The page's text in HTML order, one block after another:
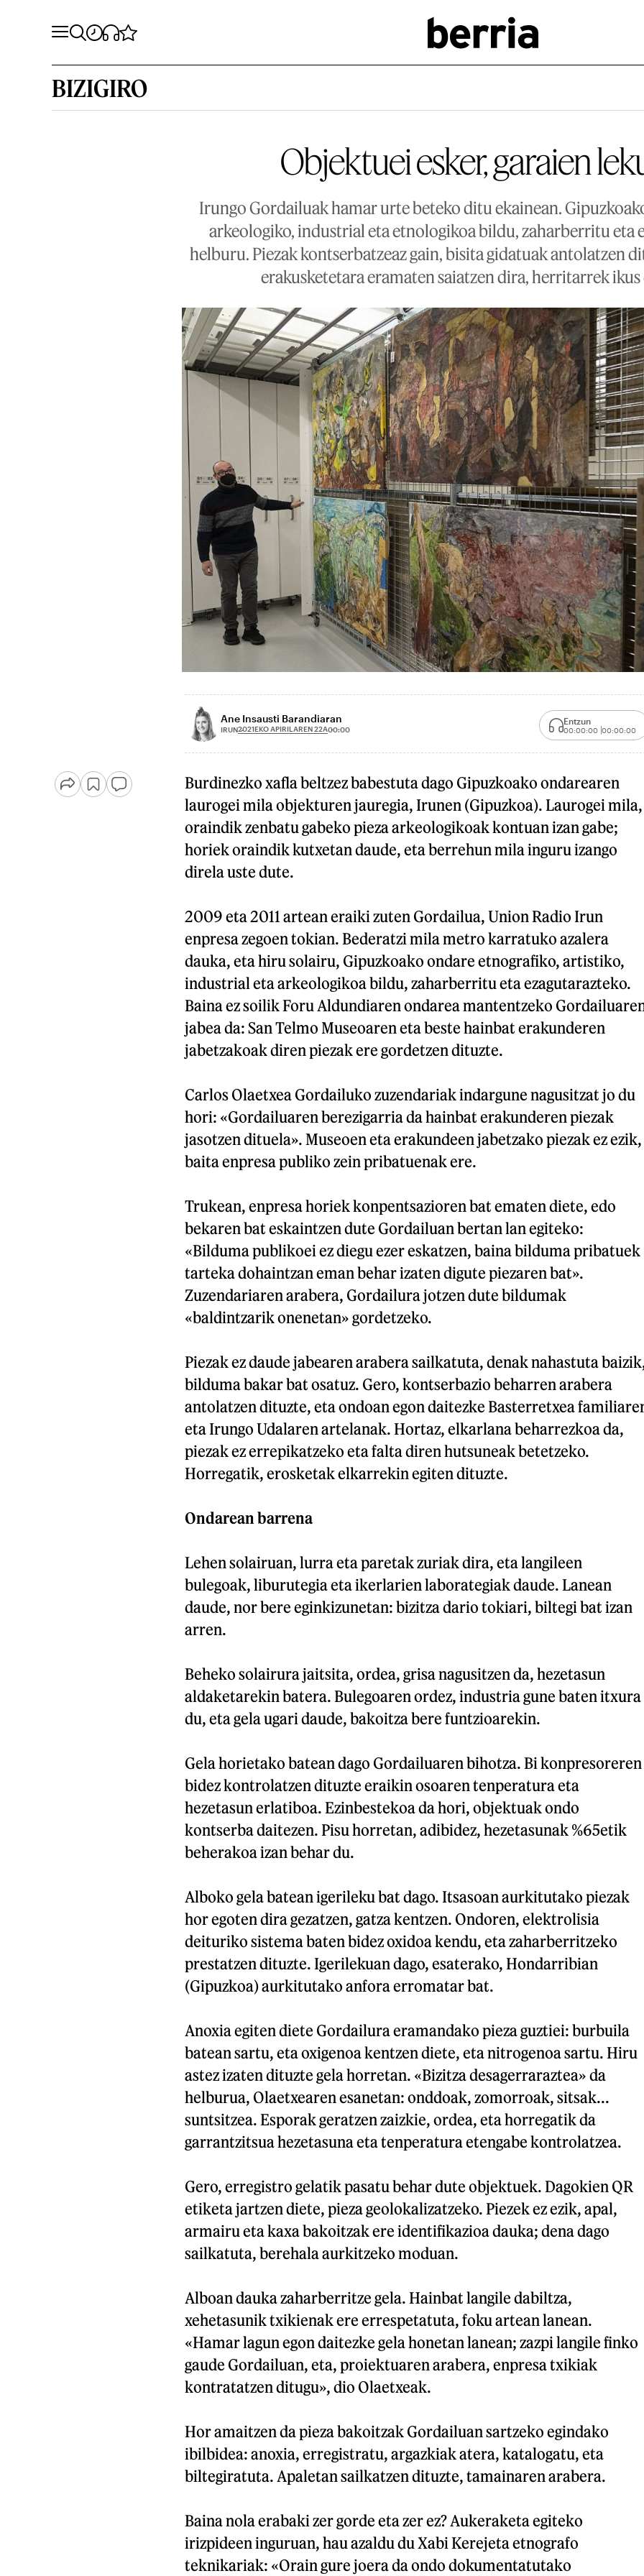
BIZIGIRO
Objektuei esker, garaien
Irungo Gordailuak hamar urte beteko ditu ekainean.
arkeologiko, industrial eta etnologikoa bildu, zaharberritu eta
helburu. Piezak kontserbatzeaz gain, bisita gidatuak antolatzen
erakusketetara eramaten saiatzen dira, herritarrek
Ane Insausti Barandiaran
IRUN2021EKO APIRILAREN 22A00:00
Entzun
00:00:00 00:00:00
Burdinezko xafla beltzez babestuta dago Gipuzkoako ondarearen
laurogei mila objekturen jauregia, Irunen (Gipuzkoa). Laurogei mila,
oraindik zenbatu gabeko pieza arkeologikoak kontuan izan gabe;
horiek oraindik kutxetan daude, eta berrehun mila inguru izango
direla uste dute.
2009 eta 2011 artean eraiki zuten Gordailua, Union Radio Irun
enpresa zegoen tokian. Bederatzi mila metro karratuko azalera
dauka, eta hiru solairu, Gipuzkoako ondare etnografiko, artistiko,
industrial eta arkeologikoa bildu, zaharberritu eta ezagutarazteko.
Baina ez soilik Foru Aldundiaren ondarea mantentzeko
jabea da: San Telmo Museoaren eta beste hainbat erakunderen
jabetzakoak diren piezak ere gordetzen dituzte.
Carlos Olaetxea Gordailuko zuzendariak indargune nagusitzat jo du
hori: «Gordailuaren berezigarria da hainbat erakunderen piezak
jasotzen dituela». Museoen eta erakundeen jabetzako piezak ez ezik,
baita enpresa publiko zein pribatuenak ere.
Trukean, enpresa horiek konpentsazioren bat ematen diete, edo
bekaren bat eskaintzen dute Gordailuan bertan lan egiteko:
«Bilduma publikoei ez diegu ezer eskatzen, baina bilduma pribatuek
tarteka dohaintzan eman behar izaten digute piezaren bat».
Zuzendariaren arabera, Gordailura jotzen dute bildumak
«baldintzarik onenetan» gordetzeko.
Piezak ez daude jabearen arabera sailkatuta, denak nahastuta
bilduma bakar bat osatuz. Gero, kontserbazio beharren arabera
antolatzen dituzte, eta ondoan egon daitezke Basterretxea
eta Irungo Udalaren artelanak. Hortaz, elkarlana beharrezkoa da,
piezak ez errepikatzeko eta falta diren hutsuneak betetzeko.
Horregatik, erosketak elkarrekin egiten dituzte.
Ondarean barrena
Lehen solairuan, lurra eta paretak zuriak dira, eta langileen
bulegoak, liburutegia eta ikerlarien laborategiak daude. Lanean
daude, nor bere eginkizunetan: bizitza dario tokiari, biltegi bat izan
arren.
Beheko solairura jaitsita, ordea, grisa nagusitzen da, hezetasun
aldaketarekin batera. Bulegoaren ordez, industria gune baten itxura
du, eta gela ugari daude, bakoitza bere funtzioarekin.
Gela horietako batean dago Gordailuaren bihotza. Bi konpresoreren
bidez kontrolatzen dituzte eraikin osoaren tenperatura eta
hezetasun erlatiboa. Ezinbestekoa da hori, objektuak ondo
kontserba daitezen. Pisu horretan, adibidez, hezetasunak %65etik
beherakoa izan behar du.
Alboko gela batean igerileku bat dago. Itsasoan aurkitutako piezak
hor egoten dira gezatzen, gatza kentzen. Ondoren, elektrolisia
deituriko sistema baten bidez oxidoa kendu, eta zaharberritzeko
prestatzen dituzte. Igerilekuan dago, esaterako, Hondarribian
(Gipuzkoa) aurkitutako anfora erromatar bat.
Anoxia egiten diete Gordailura eramandako pieza guztiei: burbuila
batean sartu, eta oxigenoa kentzen diete, eta nitrogenoa sartu. Hiru
astez izaten dituzte gela horretan. «Bizitza desagerraraztea» da
helburua, Olaetxearen esanetan: onddoak, zomorroak, sitsak...
suntsitzea. Esporak geratzen zaizkie, ordea, eta horregatik da
garrantzitsua hezetasuna eta tenperatura etengabe kontrolatzea.
Gero, erregistro gelatik pasatu behar dute objektuek. Dagokien QR
etiketa jartzen diete, pieza geolokalizatzeko. Piezek ez ezik, apal,
armairu eta kaxa bakoitzak ere identifikazioa dauka; dena dago
sailkatuta, berehala aurkitzeko moduan.
Alboan dauka zaharberritze gela. Hainbat langile dabiltza,
xehetasunik txikienak ere errespetatuta, foku artean lanean.
«Hamar lagun egon daitezke gela honetan lanean; zazpi langile finko
gaude Gordailuan, eta, proiektuaren arabera, enpresa txikiak
kontratatzen ditugu», dio Olaetxeak.
Hor amaitzen da pieza bakoitzak Gordailuan sartzeko egindako
ibilbidea: anoxia, erregistratu, argazkiak atera, katalogatu, eta
biltegiratuta. Apaletan sailkatzen dituzte, tamainaren arabera.
Baina nola erabaki zer gorde eta zer ez? Aukeraketa egiteko
irizpideen inguruan, hau azaldu du Xabi Kerejeta etnografo
teknikariak: «Orain gure joera da ondo dokumentatutako